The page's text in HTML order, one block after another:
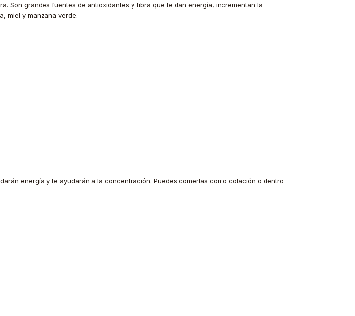
Son grandes fuentes de antioxidantes y fibra que te dan energía, incrementan la
miel y manzana verde.
energía y te ayudarán a la concentración. Puedes comerlas como colación o dentro